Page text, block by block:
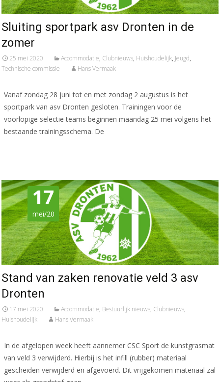
Sluiting sportpark asv Dronten in de
zomer
25 mei 2020 Accommodatie, Clubnieuws, Huishoudelijk, Jeugd,
Technische commissie
Hans Vermaak
Vanaf zondag 28 juni tot en met zondag 2 augustus is het
sportpark van asv Dronten gesloten. Trainingen voor de
voorlopige selectie teams beginnen maandag 25 mei volgens het
bestaande trainingsschema. De
17
mei/20
Stand van zaken renovatie veld 3 asv
Dronten
17 mei 2020 Accommodatie, Bestuurlijk nieuws, Clubnieuws,
Huishoudelijk
Hans Vermaak
In de afgelopen week heeft aannemer CSC Sport de kunstgrasmat
van veld 3 verwijderd. Hierbij is het infill (rubber) materiaal
gescheiden verwijderd en afgevoerd. Dit vrijgekomen materiaal zal